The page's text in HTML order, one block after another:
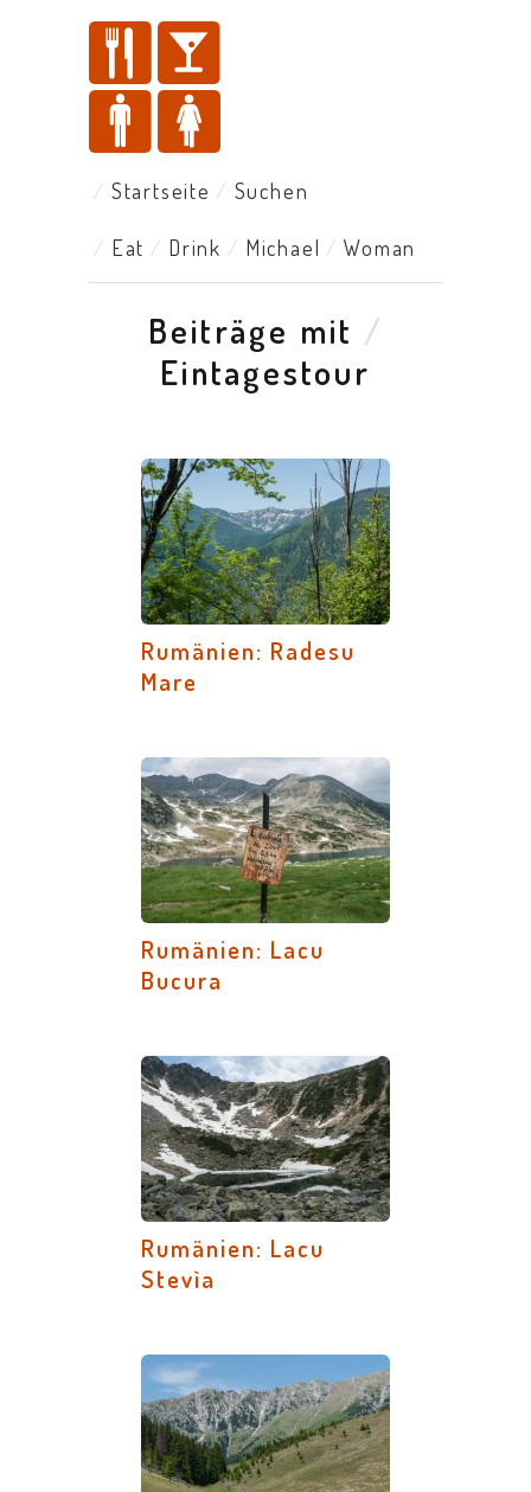
Startseite Suchen
Eat Drink Michael Woman
Beiträge mit /
Eintagestour
Rumänien: Radesu
Mare
Rumänien: Lacu
Bucura
Rumänien: Lacu
Stevìa